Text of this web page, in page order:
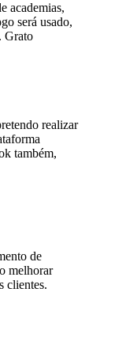
academias,
será usado,
Grato
realizar
também,
de
melhorar
clientes.